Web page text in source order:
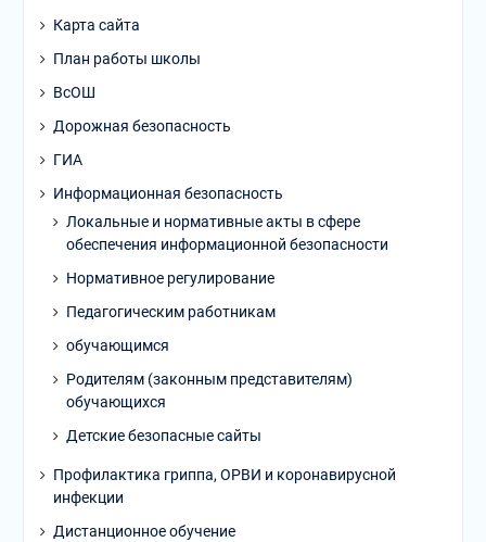
Карта сайта
План работы школы
ВсОШ
Дорожная безопасность
ГИА
Информационная безопасность
Локальные и нормативные акты в сфере
обеспечения информационной безопасности
Нормативное регулирование
Педагогическим работникам
обучающимся
Родителям (законным представителям)
обучающихся
Детские безопасные сайты
Профилактика гриппа, ОРВИ и коронавирусной
инфекции
Дистанционное обучение